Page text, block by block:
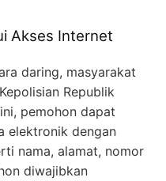
Akses Internet
daring, masyarakat
Republik
pemohon dapat
elektronik dengan
nama, alamat, nomor
diwajibkan